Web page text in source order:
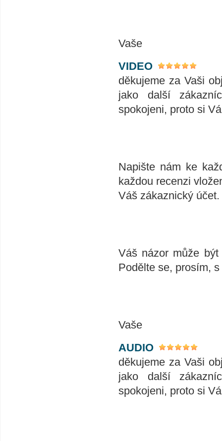
Vaše
VIDEO
děkujeme za Vaši
jako další
spokojeni, proto si
Napište nám ke
každou recenzi
Váš zákaznický
Váš názor může
Podělte se, prosím,
Vaše
AUDIO
děkujeme za Vaši
jako další
spokojeni, proto si